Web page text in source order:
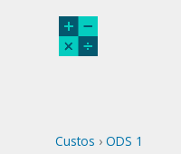
Custos › ODS 1